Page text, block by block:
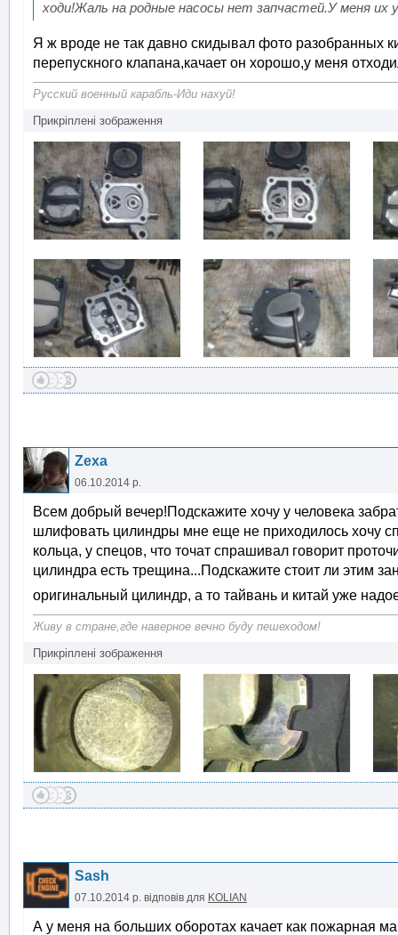
ходи!Жаль на родные насосы нет запчастей.У меня
Я ж вроде не так давно скидывал фото разобранных
перепускного клапана,качает он хорошо,у меня
Русский военный карабль-Иди нахуй!
Прикріплені зображення
Zexa
06.10.2014 р.
Всем добрый вечер!Подскажите хочу у человека
шлифовать цилиндры мне еще не приходилось хочу
кольца, у спецов, что точат спрашивал говорит
цилиндра есть трещина...Подскажите стоит ли этим
оригинальный цилиндр, а то тайвань и китай уже
Живу в стране,где наверное вечно буду пешеходом!
Прикріплені зображення
Sash
07.10.2014 р. відповів для KOLIAN
А у меня на больших оборотах качает как пожарная